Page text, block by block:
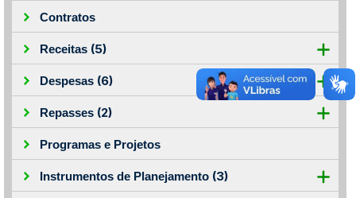
Contratos
Receitas (5)
Despesas (6)
Repasses (2)
Programas e Projetos
Instrumentos de Planejamento (3)